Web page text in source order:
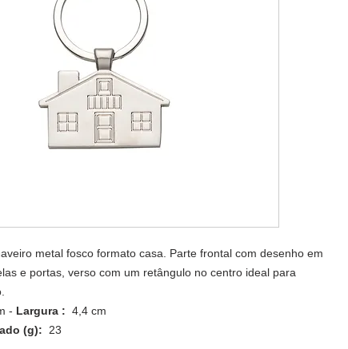
metal fosco formato casa. Parte frontal com desenho em
e portas, verso com um retângulo no centro ideal para
- Largura : 4,4 cm
(g):
23